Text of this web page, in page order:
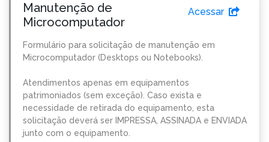
Manutenção de
Microcomputador
Acessar
Formulário para solicitação de manutenção em
Microcomputador (Desktops ou Notebooks).
Atendimentos apenas em equipamentos
patrimoniados (sem exceção). Caso exista e
necessidade de retirada do equipamento, esta
solicitação deverá ser IMPRESSA, ASSINADA e ENVIADA
junto com o equipamento.